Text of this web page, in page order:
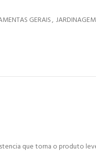
GERAIS, JARDINAGEM
que torna o produto